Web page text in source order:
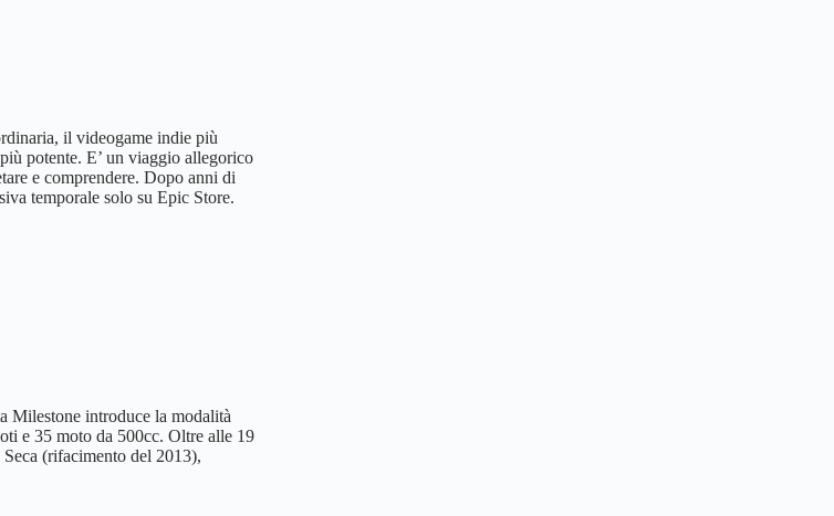
il videogame indie più
potente. E’ un viaggio allegorico
e comprendere. Dopo anni di
temporale solo su Epic Store.
Milestone introduce la modalità
e 35 moto da 500cc. Oltre alle 19
(rifacimento del 2013),